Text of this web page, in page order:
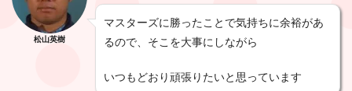
松山英樹
マスターズに勝ったことで気持ちに余裕があ
るので、そこを大事にしながら
いつもどおり頑張りたいと思っています